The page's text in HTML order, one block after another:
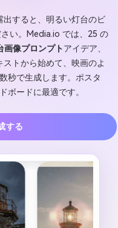
すると、明るい灯台のビ
い。Media.io では、25 の
画像プロンプトアイデア、
トから始めて、映画のよ
秒で生成します。ポスタ
ボードに最適です。
する